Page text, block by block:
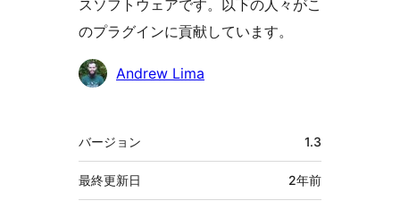
スソフトウェアです。以下の人々がこ
のプラグインに貢献しています。
貢
Andrew Lima
メ
タ
バージョン 1.3
最終更新日 2年前